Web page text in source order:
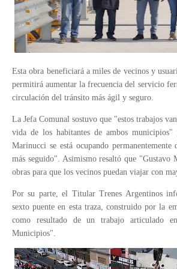
Esta obra beneficiará a miles de vecinos y
permitirá aumentar la frecuencia del servicio
circulación del tránsito más ágil y seguro.
La Jefa Comunal sostuvo que "estos trabajos
vida de los habitantes de ambos
Marinucci se está ocupando permanentemente
más seguido". Asimismo resaltó que "Gustavo
obras para que los vecinos puedan viajar con
Por su parte, el Titular Trenes Argentinos
sexto puente en esta traza, construido por la
como resultado de un trabajo articulado
Municipios".